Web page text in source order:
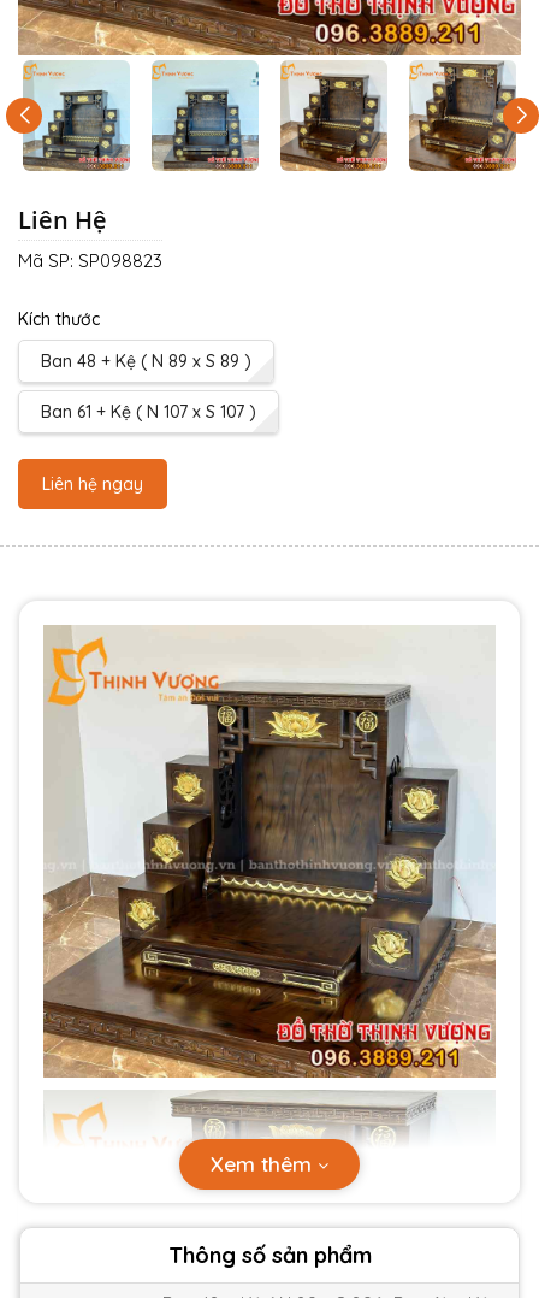
Liên Hệ
Kích thước
Ban 48 + Kệ ( N 89 x S 89 )
Ban 61 + Kệ ( N 107 x S 107 )
Liên hệ ngay
Mã SP: SP098823
Thông số sản phẩm
Xem thêm